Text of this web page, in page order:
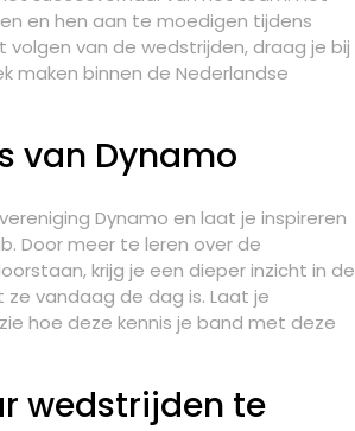
en hen aan te moedigen tijdens
van de wedstrijden, draag je bij
maken binnen de Nederlandse
van Dynamo
Dynamo en laat je inspireren
Door meer te leren over de
krijg je een dieper inzicht in de
vandaag de dag is. Laat je
hoe deze kennis je band met deze
wedstrijden te